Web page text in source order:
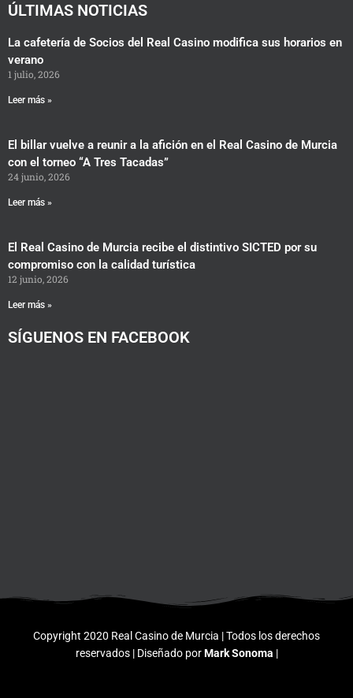
ÚLTIMAS NOTICIAS
La cafetería de Socios del Real Casino modifica sus horarios en
verano
1 julio, 2026
Leer más »
El billar vuelve a reunir a la afición en el Real Casino de Murcia
con el torneo “A Tres Tacadas”
24 junio, 2026
Leer más »
El Real Casino de Murcia recibe el distintivo SICTED por su
compromiso con la calidad turística
12 junio, 2026
Leer más »
SÍGUENOS EN FACEBOOK
Copyright 2020 Real Casino de Murcia | Todos los derechos
reservados | Diseñado porMark Sonoma |